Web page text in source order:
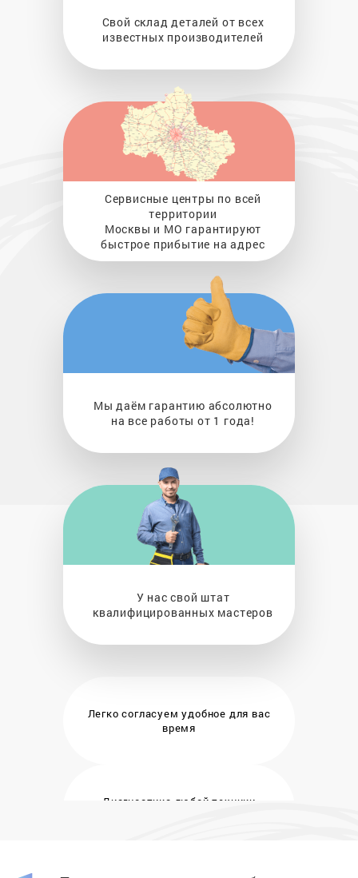
Свой склад деталей от всех
известных производителей
Сервисные центры по всей
территории
Москвы и МО гарантируют
быстрое прибытие на адрес
Мы даём гарантию абсолютно
на все работы от 1 года!
У нас свой штат
квалифицированных мастеров
Легко согласуем удобное для вас
время
Диагностика любой техники